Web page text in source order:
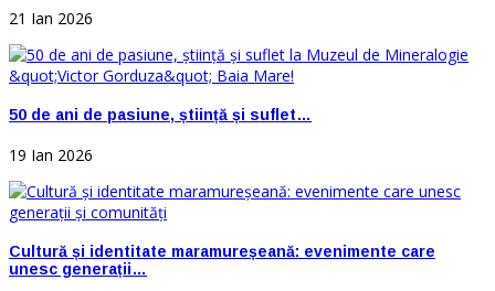
21 Ian 2026
50 de ani de pasiune, știință și suflet…
19 Ian 2026
Cultură și identitate maramureșeană: evenimente care
unesc generații…